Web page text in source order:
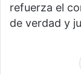
refuerza el
de verdad y